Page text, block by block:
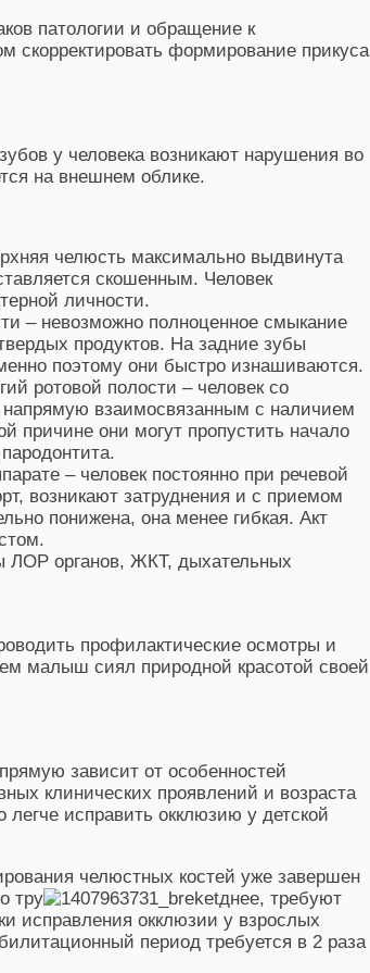
патологии и обращение к
скорректировать формирование прикуса
у человека возникают нарушения во
на внешнем облике.
челюсть максимально выдвинута
скошенным. Человек
личности.
– невозможно полноценное смыкание
продуктов. На задние зубы
поэтому они быстро изнашиваются.
ротовой полости – человек со
взаимосвязанным с наличием
причине они могут пропустить начало
– человек постоянно при речевой
возникают затруднения и с приемом
понижена, она менее гибкая. Акт
ЛОР органов, ЖКТ, дыхательных
профилактические осмотры и
малыш сиял природной красотой своей
зависит от особенностей
клинических проявлений и возраста
исправить окклюзию у детской
челюстных костей уже завершен
тру
днее, требуют
исправления окклюзии у взрослых
период требуется в 2 раза